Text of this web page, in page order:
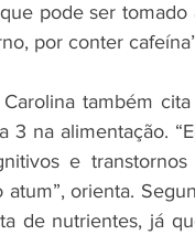
pode ser
por conter
também
3 na alimentação.
e
atum”, orienta.
de nutrientes, já